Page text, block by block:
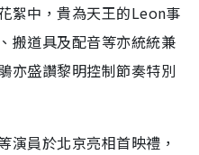
絮中，貴為天王的Leon事
搬道具及配音等亦統統兼
亦盛讚黎明控制節奏特別
演員於北京亮相首映禮，